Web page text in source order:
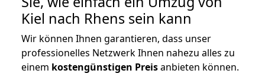
Kiel nach Rhens sein kann
Wir können Ihnen garantieren, dass unser
professionelles Netzwerk Ihnen nahezu alles zu
einem kostengünstigen Preisanbieten können.